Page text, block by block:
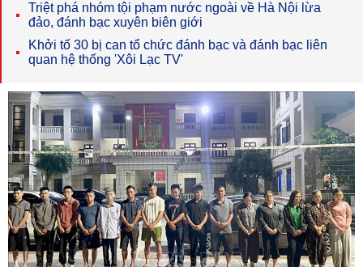
Triệt phá nhóm tội phạm nước ngoài về Hà Nội lừa
đảo, đánh bạc xuyên biên giới
Khởi tố 30 bị can tổ chức đánh bạc và đánh bạc liên
quan hệ thống 'Xôi Lạc TV'